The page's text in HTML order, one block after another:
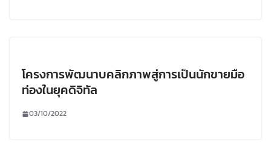
โครงการพัฒนาบคลิกภาพสู่การเป็นนักขายมือ
ท่องในยุคดิจิทัล
03/10/2022